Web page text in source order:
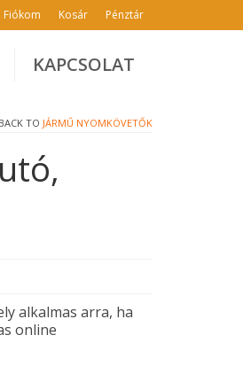
Fiókom Kosár Pénztár
KAPCSOLAT
BACK TO JÁRMŰ NYOMKÖVETŐK
alkalmas arra, ha
online